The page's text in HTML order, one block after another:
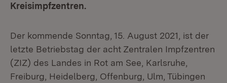
Kreisimpfzentren.
Der kommende Sonntag, 15. August 2021, ist der
letzte Betriebstag der acht Zentralen Impfzentren
(ZIZ) des Landes in Rot am See, Karlsruhe,
Freiburg, Heidelberg, Offenburg, Ulm, Tübingen